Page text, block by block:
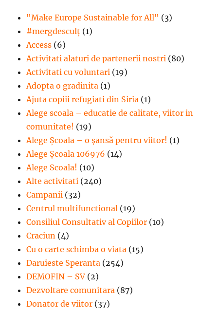
"Make Europe Sustainable for All" (3)
#mergdesculţ (1)
Access (6)
Activitati alaturi de partenerii nostri (80)
Activitati cu voluntari (19)
Adopta o gradinita (1)
Ajuta copiii refugiati din Siria (1)
Alege scoala – educatie de calitate, viitor in
comunitate! (19)
Alege Şcoala – o şansă pentru viitor! (1)
Alege Școala 106976 (14)
Alege Scoala! (10)
Alte activitati (240)
Campanii (32)
Centrul multifunctional (19)
Consiliul Consultativ al Copiilor (10)
Craciun (4)
Cu o carte schimba o viata (15)
Daruieste Speranta (254)
DEMOFIN – SV (2)
Dezvoltare comunitara (87)
Donator de viitor (37)